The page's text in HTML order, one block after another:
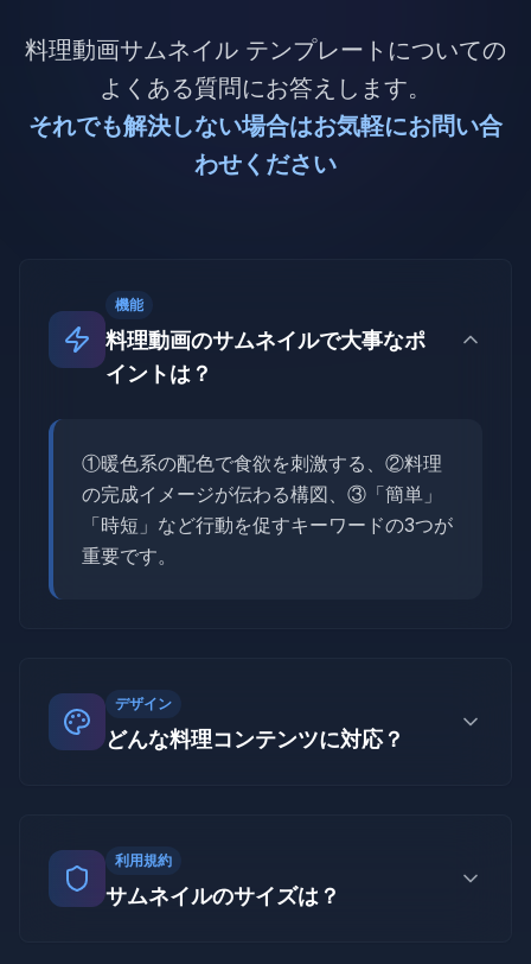
料理動画サムネイル テンプレートについての
よくある質問にお答えします。
それでも解決しない場合はお気軽にお問い合
わせください
機能
料理動画のサムネイルで大事なポ
イントは？
①暖色系の配色で食欲を刺激する、②料理
の完成イメージが伝わる構図、③「簡単」
「時短」など行動を促すキーワードの3つが
重要です。
デザイン
どんな料理コンテンツに対応？
決、お弁当、スイーツなど幅広い料理コン
テンツに対応しています。
利用規約
サムネイルのサイズは？